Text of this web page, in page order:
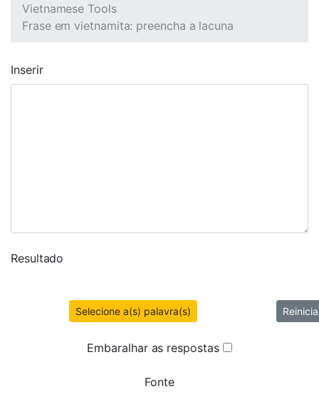
Vietnamese Tools
Frase em vietnamita: preencha a lacuna
Inserir
Resultado
Selecione a(s) palavra(s)
Embaralhar as respostas
Fonte